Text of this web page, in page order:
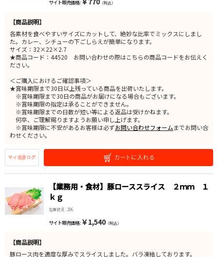
サイト販売価格 : （税込）
【商品説明】
各素材を食べやすいサイズにカットして、絶妙な比率でミックスにしまし
た。カレー、シチューの下ごしらえが簡単になります。
サイズ：32×22×2.7
★商品コード：44520 お問い合わせの際はこちらの商品コードをお伝えく
ださい。
＜ご購入におけるご確認事項＞
★賞味期限まで30日以上残っている商品を出荷いたします。
※賞味期限まで30日の商品がお届けになる場合もございます。
※賞味期限の指定は承ることができません。
※賞味期限までの日数が短い等による返品は受けかねます。
何卒、ご理解賜りますようお願い申し上げます。
※賞味期限に不安があるお客様は必ずお問い合わせフォームまでお問い合
わせください。
【業務用・食材】豚ローススライス ２ｍｍ １
ｋｇ
在庫状況 : 206
サイト販売価格 : ￥1,540（税込）
【商品説明】
豚ロース肉を適度な厚みでスライスしました。バラ凍結しております。